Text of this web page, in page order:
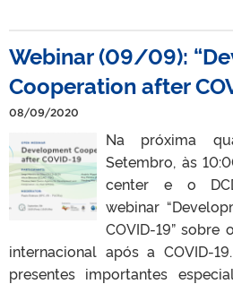
Webinar (09/09):
Cooperation after
08/09/2020
Na próxima
Setembro, às
center e o
webinar
COVID-19”
internacional após a COVID-
presentes importantes